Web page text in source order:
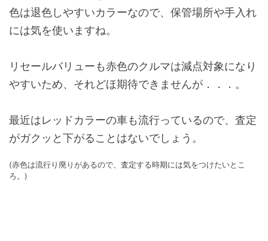
色は退色しやすいカラーなので、保管場所や手入れ
には気を使いますね。
リセールバリューも赤色のクルマは減点対象になり
やすいため、それどほ期待できませんが．．．。
最近はレッドカラーの車も流行っているので、査定
がガクッと下がることはないでしょう。
(赤色は流行り廃りがあるので、査定する時期には気をつけたいとこ
ろ。)